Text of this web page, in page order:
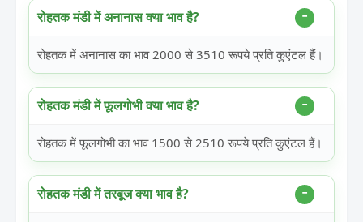
रोहतक मंडी में अनानास क्या भाव है?
रोहतक में अनानास का भाव 2000 से 3510 रूपये प्रति कुएंटल हैं।
रोहतक मंडी में फूलगोभी क्या भाव है?
रोहतक में फूलगोभी का भाव 1500 से 2510 रूपये प्रति कुएंटल हैं।
रोहतक मंडी में तरबूज क्या भाव है?